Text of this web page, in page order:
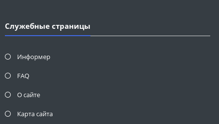
Служебные страницы
Информер
FAQ
О сайте
Карта сайта